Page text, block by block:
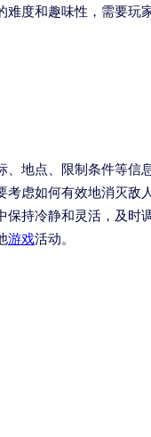
度和趣味性，需要玩
地点、限制条件等信息
虑如何有效地消灭敌
保持冷静和灵活，及时
游戏活动。